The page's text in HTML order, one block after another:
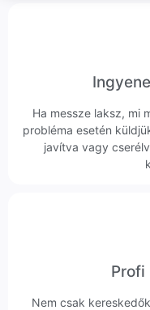
Ha messze laksz, mi
probléma esetén
javítva vagy
Profi
Nem csak